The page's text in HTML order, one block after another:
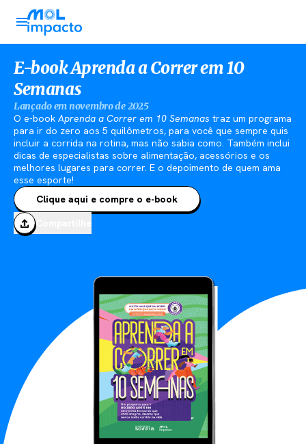
E-book Aprenda a Correr em 10
Semanas
Lançado em novembro de 2025
O e-book Aprenda a Correr em 10 Semanas traz um programa
para ir do zero aos 5 quilômetros, para você que sempre quis
incluir a corrida na rotina, mas não sabia como. Também inclui
dicas de especialistas sobre alimentação, acessórios e os
melhores lugares para correr. E o depoimento de quem ama
esse esporte!
Clique aqui e compre o e-book
Compartilhe